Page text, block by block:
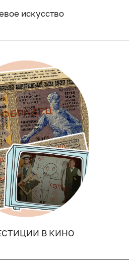
искусство
В КИНО